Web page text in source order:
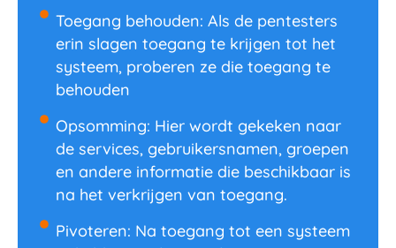
Toegang behouden: Als de pentesters
erin slagen toegang te krijgen tot het
systeem, proberen ze die toegang te
behouden
Opsomming: Hier wordt gekeken naar
de services, gebruikersnamen, groepen
en andere informatie die beschikbaar is
na het verkrijgen van toegang.
Pivoteren: Na toegang tot een systeem